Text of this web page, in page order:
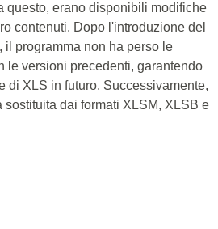
questo, erano disponibili modifiche
contenuti. Dopo l'introduzione del
il programma non ha perso le
le versioni precedenti, garantendo
di XLS in futuro. Successivamente,
sostituita dai formati XLSM, XLSB e